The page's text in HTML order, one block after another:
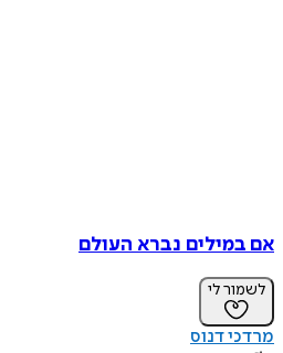
אם במילים נברא העולם
לשמור לי
מרדכי דנוס